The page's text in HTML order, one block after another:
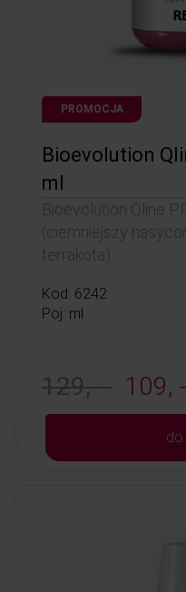
PROMOCJA
Bioevolution
ml
Bioevolution Qline
(ciemniejszy
terrakota)
Kod: 6242
Poj: ml
129, - 109,